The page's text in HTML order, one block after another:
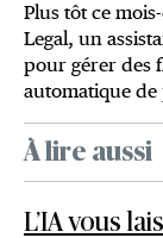
Plus tôt ce
Legal, un
pour gérer des
automatique de
À lire aussi
L’IA vous